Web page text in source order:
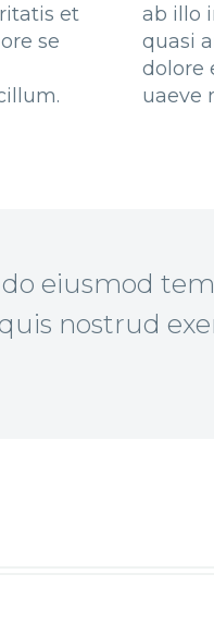
et
se
ab illo
quasi
dolore
uaeve
eiusmod
nostrud